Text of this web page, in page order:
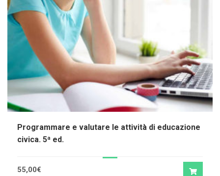
Programmare e valutare le attività di educazione
civica. 5ª ed.
55,00€